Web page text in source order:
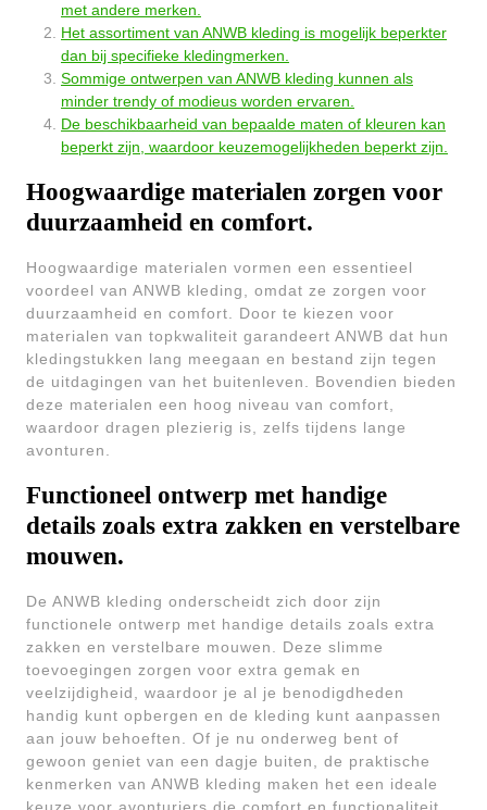
met andere merken.
Het assortiment van ANWB kleding is mogelijk beperkter
dan bij specifieke kledingmerken.
Sommige ontwerpen van ANWB kleding kunnen als
minder trendy of modieus worden ervaren.
De beschikbaarheid van bepaalde maten of kleuren kan
beperkt zijn, waardoor keuzemogelijkheden beperkt zijn.
Hoogwaardige materialen zorgen voor
duurzaamheid en comfort.
Hoogwaardige materialen vormen een essentieel
voordeel van ANWB kleding, omdat ze zorgen voor
duurzaamheid en comfort. Door te kiezen voor
materialen van topkwaliteit garandeert ANWB dat hun
kledingstukken lang meegaan en bestand zijn tegen
de uitdagingen van het buitenleven. Bovendien bieden
deze materialen een hoog niveau van comfort,
waardoor dragen plezierig is, zelfs tijdens lange
avonturen.
Functioneel ontwerp met handige
details zoals extra zakken en verstelbare
mouwen.
De ANWB kleding onderscheidt zich door zijn
functionele ontwerp met handige details zoals extra
zakken en verstelbare mouwen. Deze slimme
toevoegingen zorgen voor extra gemak en
veelzijdigheid, waardoor je al je benodigdheden
handig kunt opbergen en de kleding kunt aanpassen
aan jouw behoeften. Of je nu onderweg bent of
gewoon geniet van een dagje buiten, de praktische
kenmerken van ANWB kleding maken het een ideale